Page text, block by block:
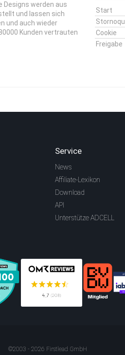
Designs werden aus
und lassen sich
und auch wieder
Kunden vertrauten
Start
Cookie
Freigabe
Service
News
Affiliate-Lexikon
Download
API
Unterstütze ADCELL
©2003 - 2026 Firstlead GmbH